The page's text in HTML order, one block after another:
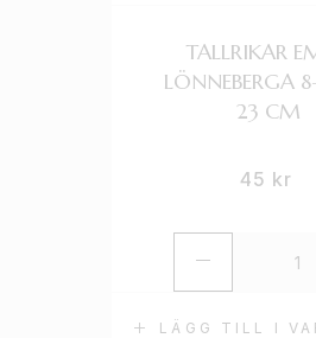
LÄGG TILL I
TALLRIKAR
LÖNNEBERGA
23 CM
45 kr